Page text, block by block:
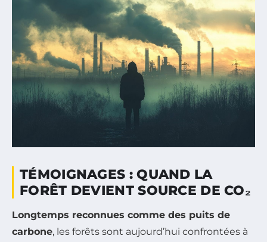
TÉMOIGNAGES : QUAND LA
FORÊT DEVIENT SOURCE DE CO₂
Longtemps reconnues comme des puits de
carbone, les forêts sont aujourd’hui confrontées à